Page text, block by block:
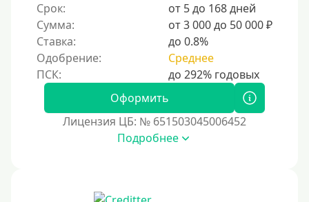
На сберкнижку
На дом срочно
Не выходя из дома
Без посещения офиса
В ломбарде
Срок:
от 5 до 168 дней
Сумма:
от 3 000 до 50 000 ₽
Ставка:
до 0.8%
Одобрение:
Среднее
Оформить
Лицензия ЦБ: № 651503045006452
Подробнее